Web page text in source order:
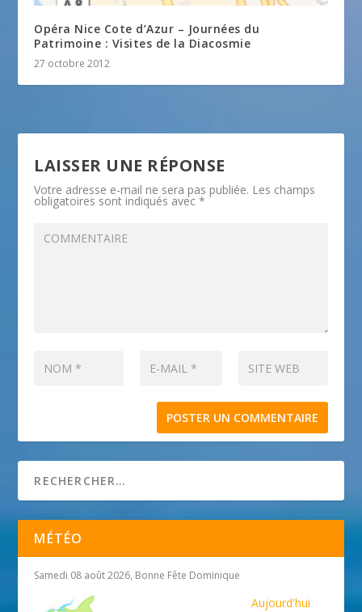
Opéra Nice Cote d’Azur – Journées du
Patrimoine : Visites de la Diacosmie
27 octobre 2012
LAISSER UNE RÉPONSE
Votre adresse e-mail ne sera pas publiée. Les champs
obligatoires sont indiqués avec*
MÉTÉO
Samedi 08 août 2026, Bonne Fête Dominique
Aujourd'hui